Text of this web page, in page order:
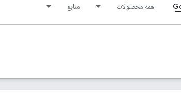
همه محصولات منابع